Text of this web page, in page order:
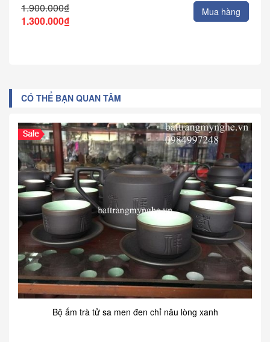
1.900.000₫
1.300.000₫
Mua hàng
CÓ THỂ BẠN QUAN TÂM
Bộ ấm trà tử sa men đen chỉ nâu lòng xanh